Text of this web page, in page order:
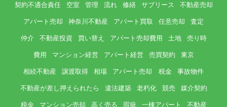
契約不適合責任 空室 管理 流れ 修繕 サブリース 不動産売却
アパート売却 神奈川不動産 アパート買取 任意売却 査定
仲介 不動産投資 買い替え アパート売却費用 土地 売り時
費用 マンション経営 アパート経営 売買契約 東京
相続不動産 譲渡取得 相場 アパート売却 税金 事故物件
不動産が差し押えられたら 違法建築 老朽化 競売 媒介契約
税金 マンション売却 高く売る 瑕疵 一棟アパート 不動産